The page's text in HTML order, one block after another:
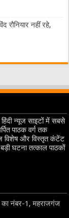
रौनियार नहीं रहे,
न्यूज साइटों में सबसे
पाठक वर्ग तक
विशेष और विस्तृत कंटेंट
घटना तत्काल पाठकों
का नंबर-1, महराजगंज